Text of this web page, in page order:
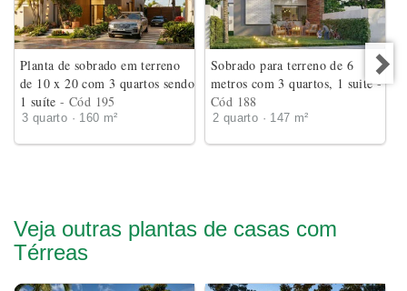
Planta de sobrado em terreno
de 10 x 20 com 3 quartos sendo
1 suíte- Cód 195
3 quarto · 160 m²
Sobrado para terreno de 6
metros com 3 quartos, 1 suite-
Cód 188
2 quarto · 147 m²
Veja outras plantas de casas com
Térreas